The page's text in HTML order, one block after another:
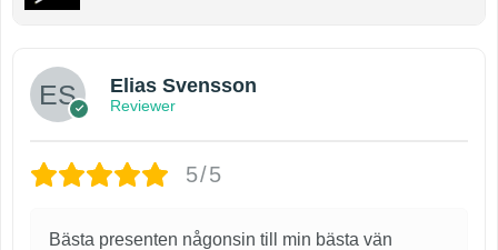
Elias Svensson
Reviewer
5/5
Bästa presenten någonsin till min bästa vän